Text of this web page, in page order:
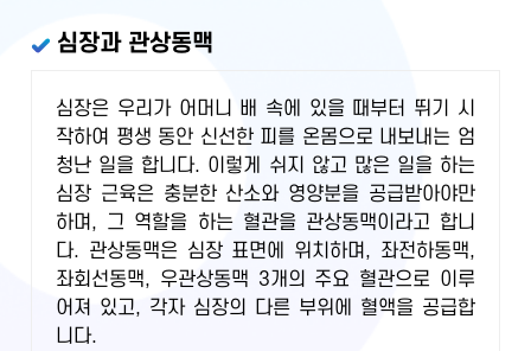
심장과 관상동맥
심장은 우리가 어머니 배 속에 있을 때부터 뛰기 시
작하여 평생 동안 신선한 피를 온몸으로 내보내는 엄
청난 일을 합니다. 이렇게 쉬지 않고 많은 일을 하는
심장 근육은 충분한 산소와 영양분을 공급받아야만
하며, 그 역할을 하는 혈관을 관상동맥이라고 합니
다. 관상동맥은 심장 표면에 위치하며, 좌전하동맥,
좌회선동맥, 우관상동맥 3개의 주요 혈관으로 이루
어져 있고, 각자 심장의 다른 부위에 혈액을 공급합
니다.